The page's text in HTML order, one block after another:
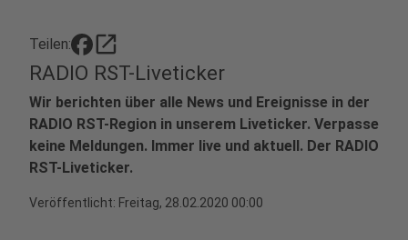
Teilen: open_in_new
RADIO RST-Liveticker
Wir berichten über alle News und Ereignisse in der
RADIO RST-Region in unserem Liveticker. Verpasse
keine Meldungen. Immer live und aktuell. Der RADIO
RST-Liveticker.
Veröffentlicht: Freitag, 28.02.2020 00:00